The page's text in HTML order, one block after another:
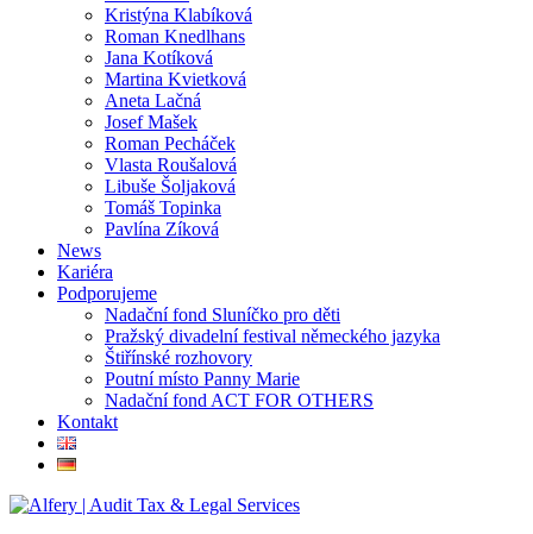
Kristýna Klabíková
Roman Knedlhans
Jana Kotíková
Martina Kvietková
Aneta Lačná
Josef Mašek
Roman Pecháček
Vlasta Roušalová
Libuše Šoljaková
Tomáš Topinka
Pavlína Zíková
News
Kariéra
Podporujeme
Nadační fond Sluníčko pro děti
Pražský divadelní festival německého jazyka
Štiřínské rozhovory
Poutní místo Panny Marie
Nadační fond ACT FOR OTHERS
Kontakt